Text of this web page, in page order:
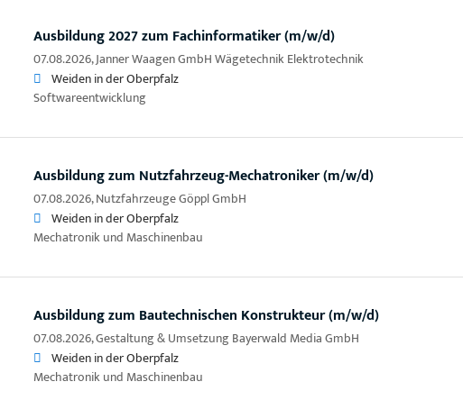
Ausbildung 2027 zum Fachinformatiker (m/w/d)
07.08.2026,Janner Waagen GmbH Wägetechnik Elektrotechnik
Weiden in der Oberpfalz
Softwareentwicklung
Ausbildung zum Nutzfahrzeug-Mechatroniker (m/w/d)
07.08.2026,Nutzfahrzeuge Göppl GmbH
Weiden in der Oberpfalz
Mechatronik und Maschinenbau
Ausbildung zum Bautechnischen Konstrukteur (m/w/d)
07.08.2026,Gestaltung & Umsetzung Bayerwald Media GmbH
Weiden in der Oberpfalz
Mechatronik und Maschinenbau